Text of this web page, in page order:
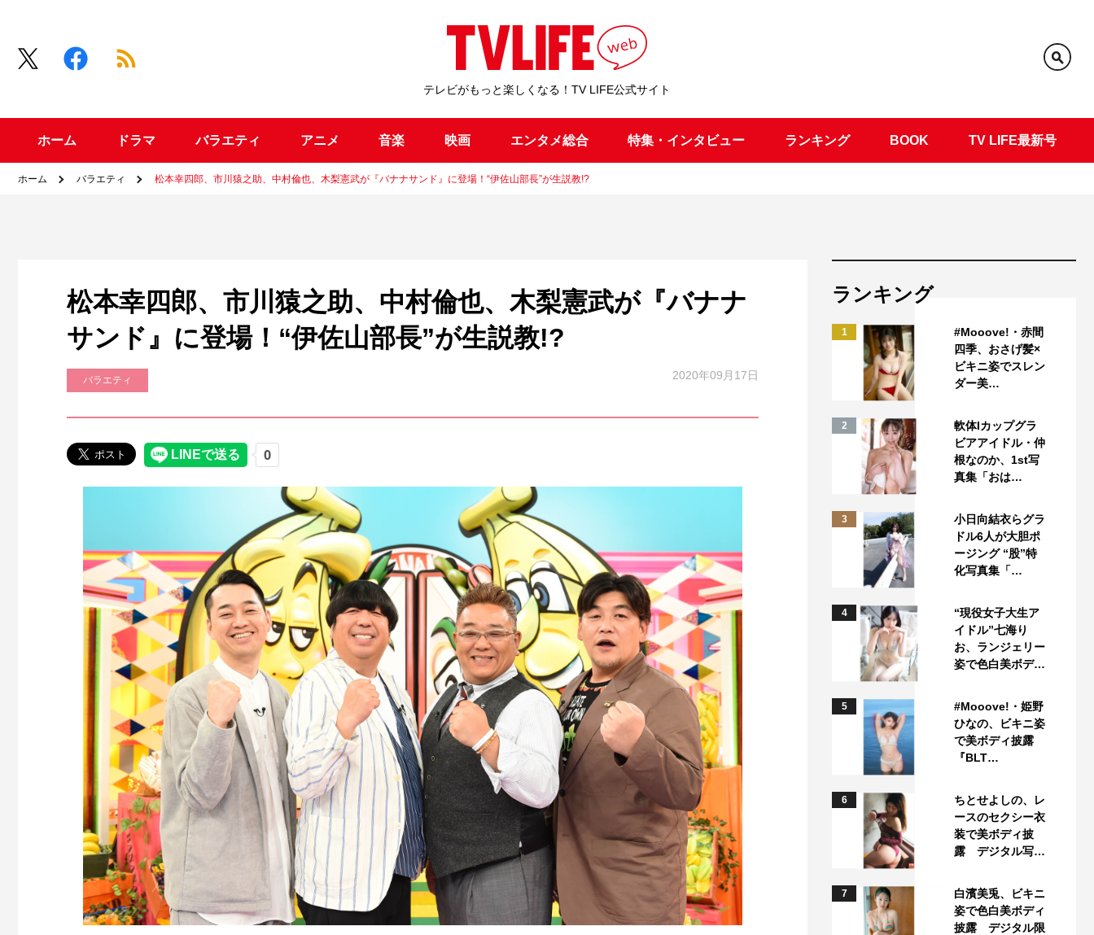
テレビがもっと楽しくなる！TV LIFE公式サイト
ホーム ドラマ バラエティ アニメ 音楽 映画 エンタメ総合 特集・インタビュー ランキング BOOK TV LIFE最新号
ホーム バラエティ 松本幸四郎、市川猿之助、中村倫也、木梨憲武が『バナナサンド』に登場！“伊佐山部長”が生説教!?
松本幸四郎、市川猿之助、中村倫也、木梨憲武が『バナナ
サンド』に登場！“伊佐山部長”が生説教!?
バラエティ 2020年09月17日
ランキング
1
#Mooove!・赤間
四季、おさげ髪×
ビキニ姿でスレン
ダー美…
2
軟体Iカップグラ
ビアアイドル・仲
根なのか、1st写
真集「おは…
3
小日向結衣らグラ
ドル6人が大胆ポ
ージング “股”特
化写真集「…
4
“現役女子大生ア
イドル”七海り
お、ランジェリー
姿で色白美ボデ…
5
#Mooove!・姫野
ひなの、ビキニ姿
で美ボディ披露
『BLT…
6
ちとせよしの、レ
ースのセクシー衣
装で美ボディ披
露 デジタル写…
7
白濱美兎、ビキニ
姿で色白美ボディ
披露 デジタル限